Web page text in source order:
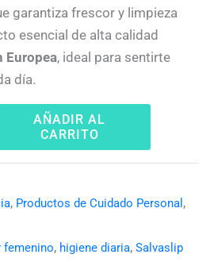
garantiza frescor y limpieza
esencial de alta calidad
Europea, ideal para sentirte
día.
AÑADIR AL
CARRITO
, Productos de Cuidado Personal ,
femenino, higiene diaria, Salvaslip